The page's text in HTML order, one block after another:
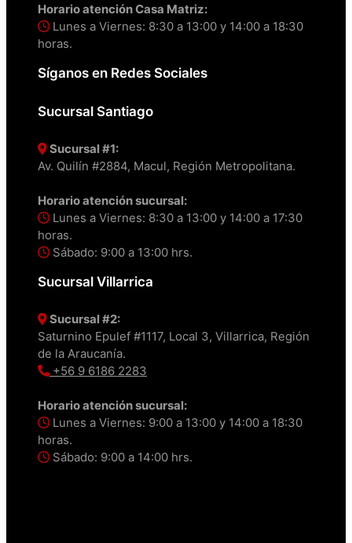
Horario atención Casa Matriz:
Lunes a Viernes: 8:30 a 13:00 y 14:00 a 18:30
horas.
Síganos en Redes Sociales
Sucursal Santiago
Sucursal #1:
Av. Quilín #2884, Macul, Región Metropolitana.
Horario atención sucursal:
Lunes a Viernes: 8:30 a 13:00 y 14:00 a 17:30
horas.
Sábado: 9:00 a 13:00 hrs.
Sucursal Villarrica
Sucursal #2:
Saturnino Epulef #1117, Local 3, Villarrica, Región
de la Araucanía.
+56 9 6186 2283
Horario atención sucursal:
Lunes a Viernes: 9:00 a 13:00 y 14:00 a 18:30
horas.
Sábado: 9:00 a 14:00 hrs.